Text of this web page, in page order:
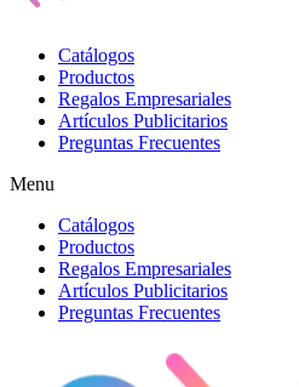
Catálogos
Productos
Regalos Empresariales
Artículos Publicitarios
Preguntas Frecuentes
Menu
Catálogos
Productos
Regalos Empresariales
Artículos Publicitarios
Preguntas Frecuentes